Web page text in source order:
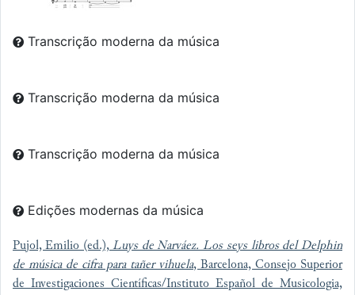
Transcrição moderna da música
Transcrição moderna da música
Transcrição moderna da música
Edições modernas da música
Pujol, Emilio (ed.), Luys de Narváez. Los seys libros del Delphin
de música de cifra para tañer vihuela, Barcelona, Consejo Superior
de Investigaciones Científicas/Instituto Español de Musicologia,